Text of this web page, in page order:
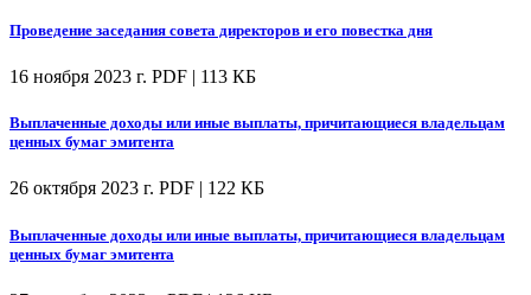
Проведение заседания совета директоров и его повестка дня
16 ноября 2023 г. PDF | 113 КБ
Выплаченные доходы или иные выплаты, причитающиеся владельцам
ценных бумаг эмитента
26 октября 2023 г. PDF | 122 КБ
Выплаченные доходы или иные выплаты, причитающиеся владельцам
ценных бумаг эмитента